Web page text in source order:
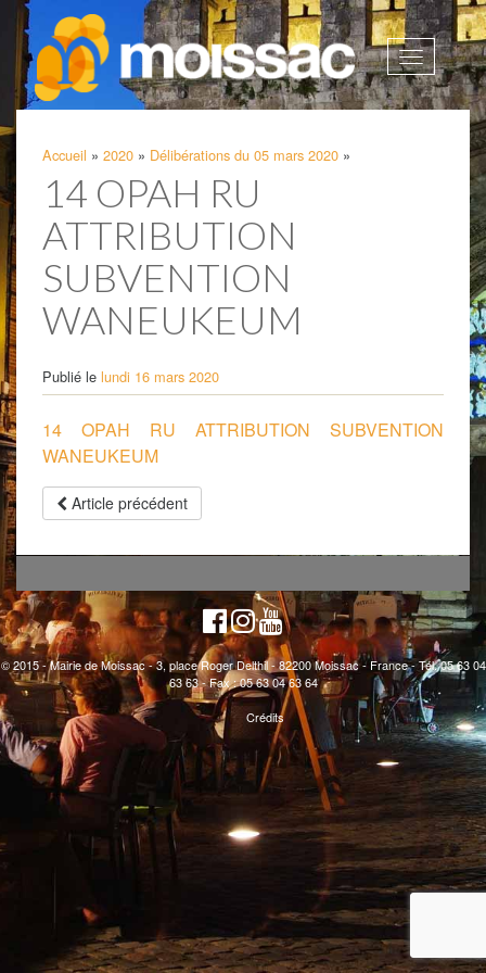
Afficher
la
Accueil » 2020 » Délibérations du 05 mars 2020 »
14 OPAH RU
ATTRIBUTION
SUBVENTION
WANEUKEUM
Publié le lundi 16 mars 2020
14 OPAH RU ATTRIBUTION SUBVENTION
WANEUKEUM
Article précédent
© 2015 - Mairie de Moissac - 3, place Roger Delthil - 82200 Moissac - France - Tél. 05 63 04
63 63 - Fax : 05 63 04 63 64
Crédits